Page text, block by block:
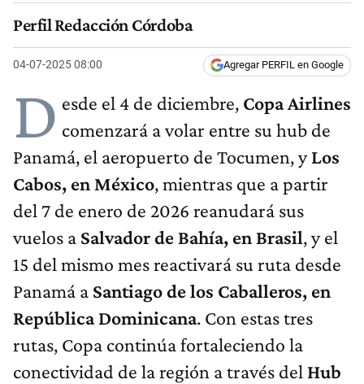
Perfil Redacción Córdoba
04-07-2025 08:00 Agregar PERFIL en Google
D esde el 4 de diciembre, Copa Airlines
comenzará a volar entre su hub de
Panamá, el aeropuerto de Tocumen, yLos
Cabos, en México, mientras que a partir
del 7 de enero de 2026 reanudará sus
vuelos a Salvador de Bahía, en Brasil, y el
15 del mismo mes reactivará su ruta desde
Panamá a Santiago de los Caballeros, en
República Dominicana. Con estas tres
rutas, Copa continúa fortaleciendo la
conectividad de la región a través del Hub